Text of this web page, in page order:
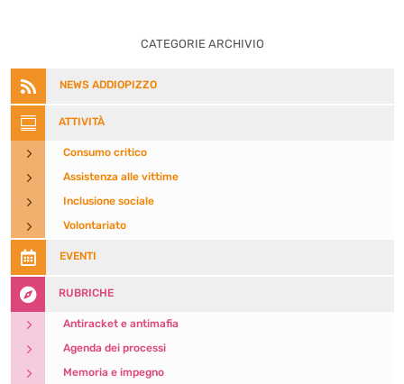
CATEGORIE ARCHIVIO
 NEWS ADDIOPIZZO
 ATTIVITÀ
5 Consumo critico
5 Assistenza alle vittime
5 Inclusione sociale
5 Volontariato
 EVENTI
 RUBRICHE
5 Antiracket e antimafia
5 Agenda dei processi
5 Memoria e impegno